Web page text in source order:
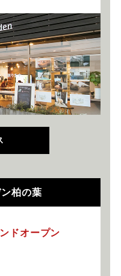
柏の葉
ドオープン